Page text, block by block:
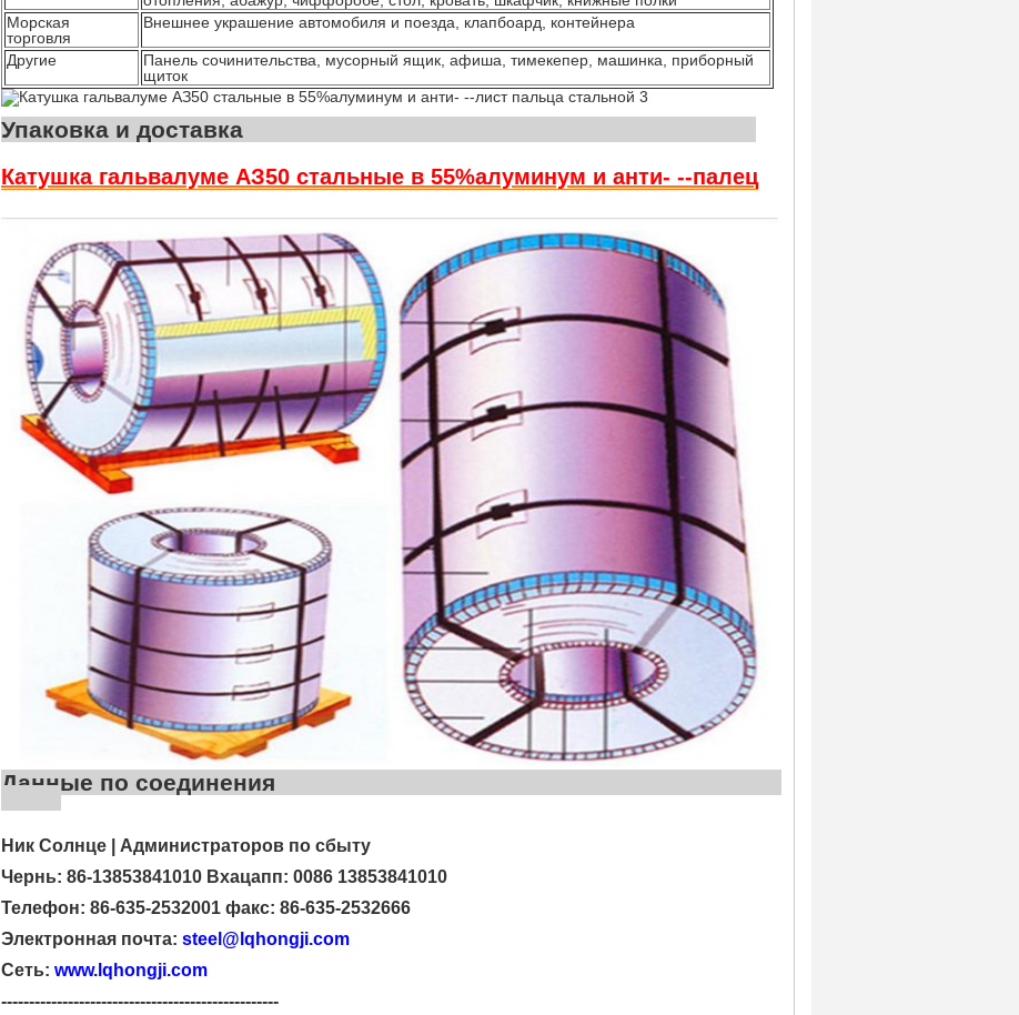
Морская
торговля
Внешнее украшение автомобиля и поезда, клапбоард, контейнера
Другие
Панель сочинительства, мусорный ящик, афиша, тимекепер, машинка, приборный
щиток
Упаковка и доставка
Катушка гальвалуме АЗ50 стальные в 55%алуминум и анти- --палец
Данные по соединения
Ник Солнце | Администраторов по сбыту
Чернь: 86-13853841010 Вхацапп: 0086 13853841010
Телефон: 86-635-2532001 факс: 86-635-2532666
Электронная почта: steel@lqhongji.com
Сеть: www.lqhongji.com
--------------------------------------------------